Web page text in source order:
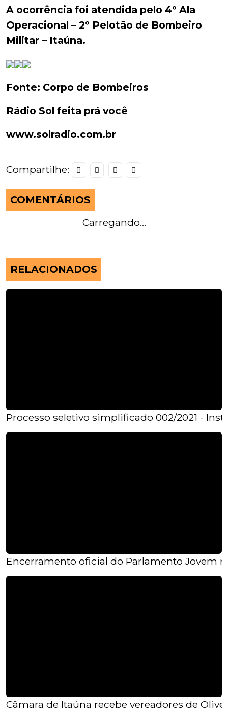
A ocorrência foi atendida pelo 4º Ala
Operacional – 2º Pelotão de Bombeiro
Militar – Itaúna.
Fonte: Corpo de Bombeiros
Rádio Sol feita prá você
www.solradio.com.br
Compartilhe:
COMENTÁRIOS
Carregando...
RELACIONADOS
Processo seletivo simplificado 002/2021 -
Encerramento oficial do Parlamento Jovem
Câmara de Itaúna recebe vereadores de